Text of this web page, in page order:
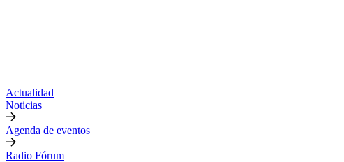
Actualidad
Noticias
Agenda de eventos
Radio Fórum